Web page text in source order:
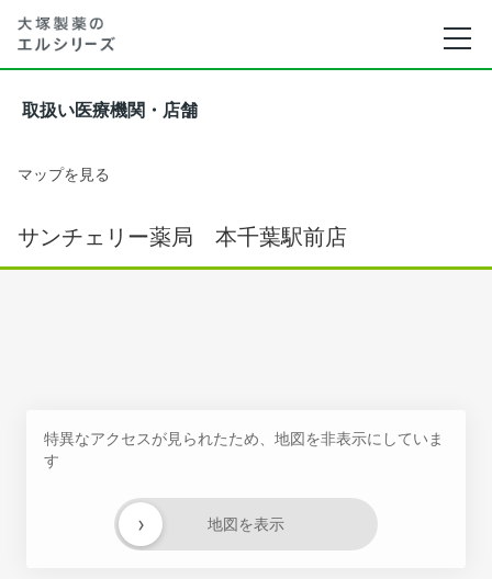
取扱い医療機関・店舗
マップを見る
サンチェリー薬局 本千葉駅前店
特異なアクセスが見られたため、地図を非表示にしていま
す
地図を表示
›